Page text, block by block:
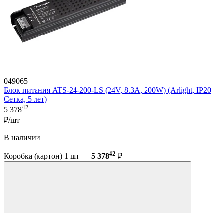
049065
Блок питания ATS-24-200-LS (24V, 8.3A, 200W) (Arlight, IP20
Сетка, 5 лет)
5 37842
₽/шт
В наличии
Коробка (картон) 1 шт — 5 37842 ₽